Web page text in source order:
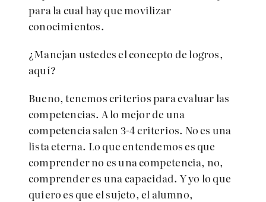
para la cual hay que movilizar
conocimientos.
¿Manejan ustedes el concepto de logros,
aquí?
Bueno, tenemos criterios para evaluar las
competencias. A lo mejor de una
competencia salen 3-4 criterios. No es una
lista eterna. Lo que entendemos es que
comprender no es una competencia, no,
comprender es una capacidad. Y yo lo que
quiero es que el sujeto, el alumno,